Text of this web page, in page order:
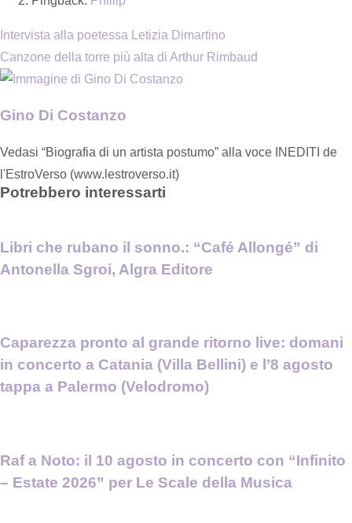
Intervista alla poetessa Letizia Dimartino
Canzone della torre più alta di Arthur Rimbaud
Gino Di Costanzo
Vedasi “Biografia di un artista postumo” alla voce INEDITI de
l'EstroVerso (www.lestroverso.it)
Potrebbero interessarti
Libri che rubano il sonno.: “Café Allongé” di
Antonella Sgroi, Algra Editore
Caparezza pronto al grande ritorno live: domani
in concerto a Catania (Villa Bellini) e l’8 agosto
tappa a Palermo (Velodromo)
Raf a Noto: il 10 agosto in concerto con “Infinito
– Estate 2026” per Le Scale della Musica